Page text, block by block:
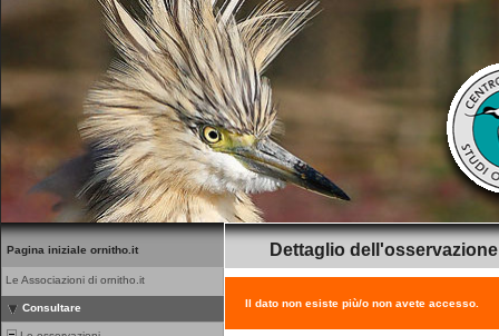
Pagina iniziale ornitho.it
Le Associazioni di ornitho.it
Consultare
Dettaglio dell'osservazione
Il dato non esiste più/o non avete accesso.